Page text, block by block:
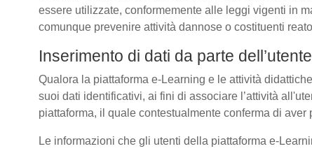
essere utilizzate, conformemente alle leggi vigenti in
comunque prevenire attività dannose o costituenti
Inserimento di dati da parte dell’utente
Qualora la piattaforma e-Learning e le attività
suoi dati identificativi, ai fini di associare l’attività
piattaforma, il quale contestualmente conferma di
Le informazioni che gli utenti della piattaforma e-